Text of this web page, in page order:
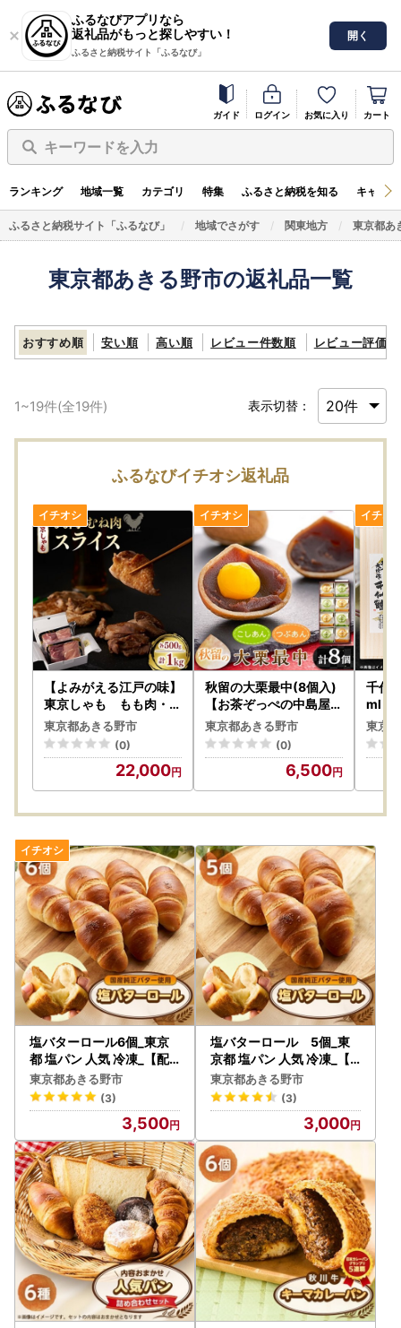
ふるなびアプリなら
返礼品がもっと探しやすい！
ふるさと納税サイト「ふるなび」
開く
ガイド ログイン お気に入り カート
キーワードを入力
ランキング 地域一覧 カテゴリ 特集 ふるさと納税を知る キャン
ふるさと納税サイト「ふるなび」 地域でさがす 関東地方 東京都あ
東京都あきる野市の返礼品一覧
おすすめ順 安い順 高い順 レビュー件数順 レビュー評価順
1~19件(全19件) 表示切替：
ふるなびイチオシ返礼品
【よみがえる江戸の味】
東京しゃも もも肉・む
ね肉 スライス 1kg(5
00g×2) (浅野養鶏場)
【配送不可地域：離島】
【1429795】
東京都あきる野市
(0)
22,000
秋留の大栗最中(8個入)
【お茶ぞっぺの中島屋(
あきる野の匠)】【配送
不可地域：離島】【150
8105】
東京都あきる野市
(0)
6,500
千代
ml
東京
塩バターロール6個_東京
都 塩パン 人気 冷凍_【配
送不可地域：離島】【149
7076】
東京都あきる野市
(3)
3,500
塩バターロール 5個_東
京都 塩パン 人気 冷凍_【
配送不可地域：離島】【1
599122】
東京都あきる野市
(3)
3,000